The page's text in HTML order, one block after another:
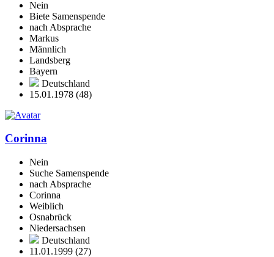
Nein
Biete Samenspende
nach Absprache
Markus
Männlich
Landsberg
Bayern
Deutschland
15.01.1978 (48)
Corinna
Nein
Suche Samenspende
nach Absprache
Corinna
Weiblich
Osnabrück
Niedersachsen
Deutschland
11.01.1999 (27)